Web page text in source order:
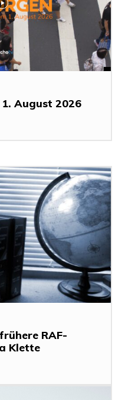
1. August 2026
RAF-
Klette